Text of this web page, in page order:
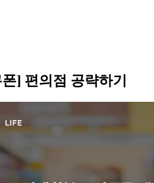
] 편의점 공략하기